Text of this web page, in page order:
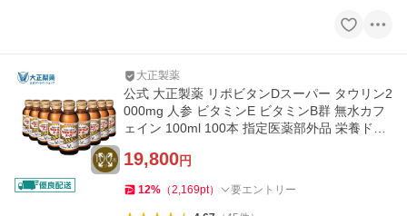
大正製薬
公式 大正製薬 リポビタンDスーパー タウリン2
000mg 人参 ビタミンE ビタミンB群 無水カフ
ェイン 100ml 100本 指定医薬部外品 栄養ドリ
19,800円
12% （2,169pt） 要エントリー